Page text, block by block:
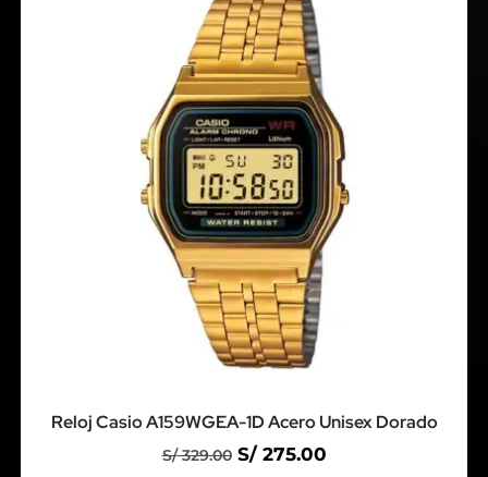
Reloj Casio A159WGEA-1D Acero Unisex Dorado
S/329.00 S/275.00